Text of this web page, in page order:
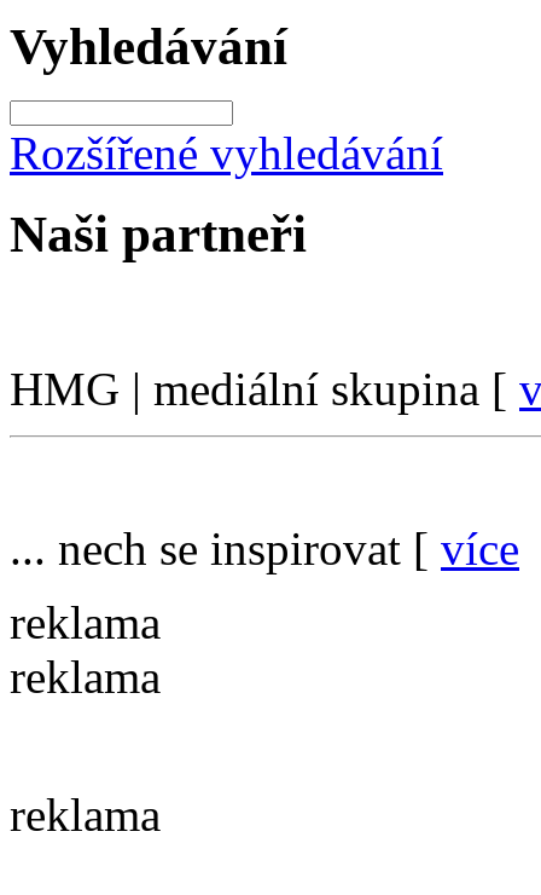
Vyhledávání
Rozšířené vyhledávání
Naši partneři
HMG | mediální skupina [
... nech se inspirovat [ více
reklama
reklama
reklama